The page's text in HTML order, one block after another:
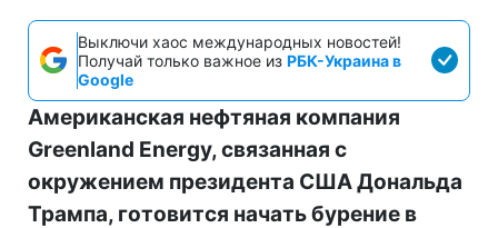
Выключи хаос международных новостей!
Получай только важное из РБК-Украина в
Google
Американская нефтяная компания
Greenland Energy, связанная с
окружением президента США Дональда
Трампа, готовится начать бурение в